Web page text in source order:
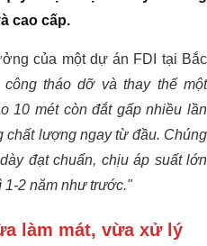
cao cấp.
của một dự án FDI tại Bắc
tháo dỡ và thay thế một
10 mét còn đắt gấp nhiều lần
chất lượng ngay từ đầu. Chúng
đạt chuẩn, chịu áp suất lớn
1-2 năm như trước."
làm mát, vừa xử lý